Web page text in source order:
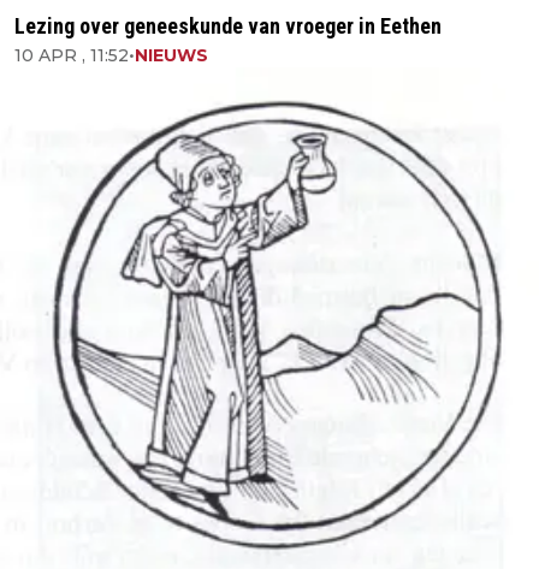
Lezing over geneeskunde van vroeger in Eethen
10 APR , 11:52•NIEUWS